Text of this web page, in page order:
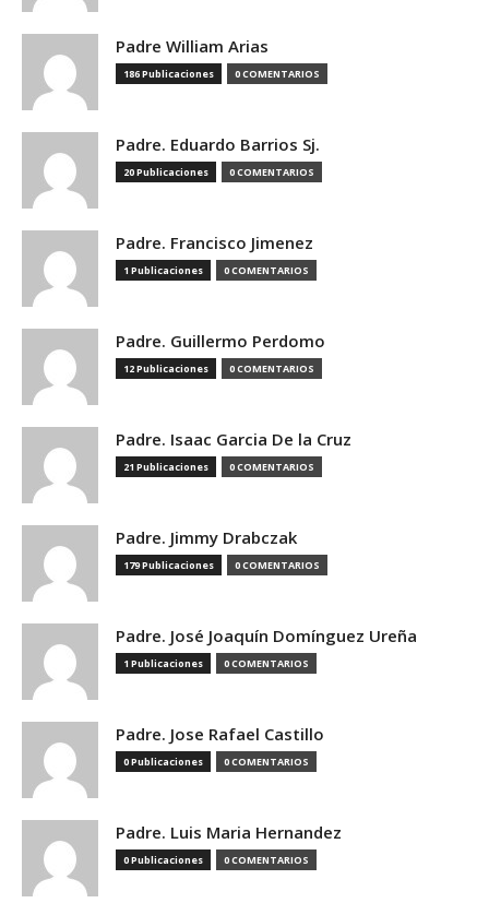
Padre William Arias
186 Publicaciones 0 COMENTARIOS
Padre. Eduardo Barrios Sj.
20 Publicaciones 0 COMENTARIOS
Padre. Francisco Jimenez
1 Publicaciones 0 COMENTARIOS
Padre. Guillermo Perdomo
12 Publicaciones 0 COMENTARIOS
Padre. Isaac Garcia De la Cruz
21 Publicaciones 0 COMENTARIOS
Padre. Jimmy Drabczak
179 Publicaciones 0 COMENTARIOS
Padre. José Joaquín Domínguez Ureña
1 Publicaciones 0 COMENTARIOS
Padre. Jose Rafael Castillo
0 Publicaciones 0 COMENTARIOS
Padre. Luis Maria Hernandez
0 Publicaciones 0 COMENTARIOS